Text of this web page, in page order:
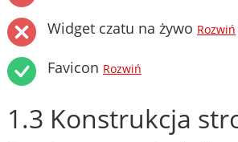
Widget czatu na żywo Rozwiń
Favicon Rozwiń
1.3 Konstrukcja